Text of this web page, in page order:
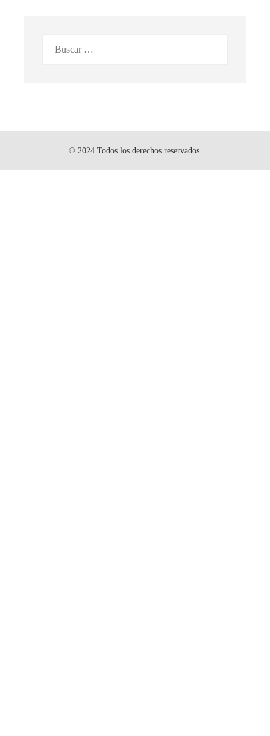
© 2024 Todos los derechos reservados.